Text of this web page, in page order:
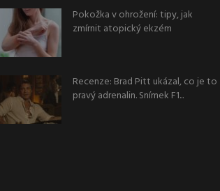
Pokožka v ohrožení: tipy, jak
zmírnit atopický ekzém
Recenze: Brad Pitt ukázal, co je to
pravý adrenalin. Snímek F1...